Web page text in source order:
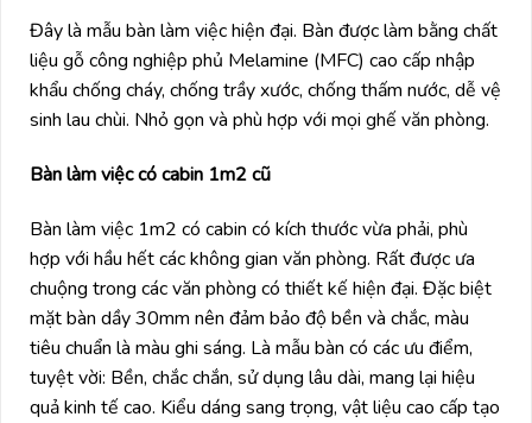
Đây là mẫu bàn làm việc hiện đại. Bàn được làm bằng chất
liệu gỗ công nghiệp phủ Melamine (MFC) cao cấp nhập
khẩu chống cháy, chống trầy xước, chống thấm nước, dễ vệ
sinh lau chùi. Nhỏ gọn và phù hợp với mọi ghế văn phòng.
Bàn làm việc có cabin 1m2 cũ
Bàn làm việc 1m2 có cabin có kích thước vừa phải, phù
hợp với hầu hết các không gian văn phòng. Rất được ưa
chuộng trong các văn phòng có thiết kế hiện đại. Đặc biệt
mặt bàn dầy 30mm nên đảm bảo độ bền và chắc, màu
tiêu chuẩn là màu ghi sáng. Là mẫu bàn có các ưu điểm,
tuyệt vời: Bền, chắc chắn, sử dụng lâu dài, mang lại hiệu
quả kinh tế cao. Kiểu dáng sang trọng, vật liệu cao cấp tạo